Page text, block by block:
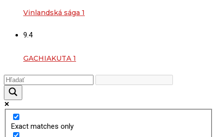
Vinlandská sága 1
9.4
GACHIAKUTA 1
Exact matches only